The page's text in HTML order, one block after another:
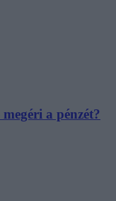
a pénzét?